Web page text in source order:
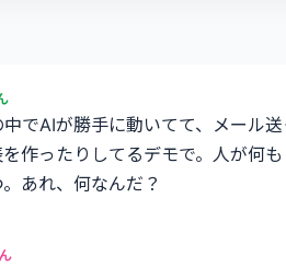
でAIが勝手に動いてて、メール
を作ったりしてるデモで。人が何
。あれ、何なんだ？